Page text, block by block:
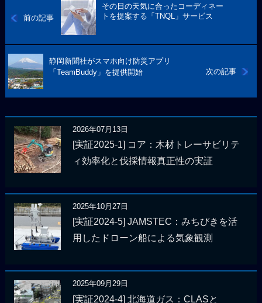
前の記事
その日の天気に合ったコーディネー
トを提案する「TNQL」サービス
次の記事
静岡新聞社がスマホ向け防災アプリ
「TeamBuddy」を提供開始
2026年07月13日
[実証2025-1] コア：木材トレーサビリテ
ィ効率化と伐採情報真正性の実証
2025年10月27日
[実証2024-5] JAMSTEC：みちびきを活
用したドローン船による気象観測
2025年09月29日
[実証2024-4] 北海道ガス：CLASと